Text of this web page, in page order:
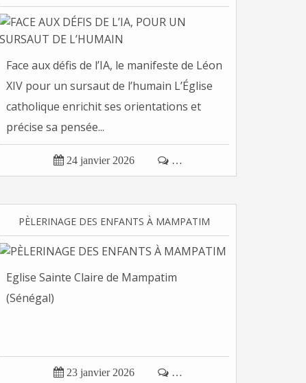
Face aux défis de l’IA, le manifeste de Léon
XIV pour un sursaut de l’humain L’Église
catholique enrichit ses orientations et
précise sa pensée...
 24 janvier 2026  …
PÈLERINAGE DES ENFANTS À MAMPATIM
Eglise Sainte Claire de Mampatim
(Sénégal)
 23 janvier 2026  …